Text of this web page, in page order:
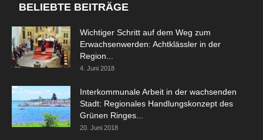
BELIEBTE BEITRÄGE
Wichtiger Schritt auf dem Weg zum
Erwachsenwerden: Achtklässler in der
Region...
4. Juni 2018
Interkommunale Arbeit in der wachsenden
Stadt: Regionales Handlungskonzept des
Grünen Ringes...
20. Juni 2018